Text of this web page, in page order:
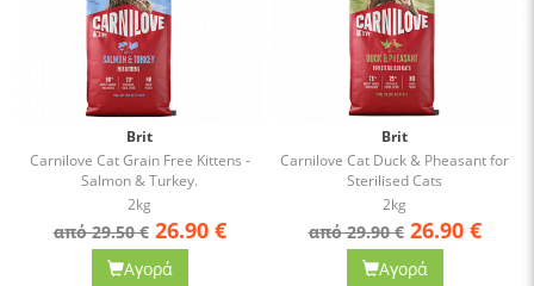
Brit
Carnilove Cat Grain Free Kittens -
Salmon & Turkey.
2kg
από 29.50 € 26.90 €
Αγορά
Brit
Carnilove Cat Duck & Pheasant for
Sterilised Cats
2kg
από 29.90 € 26.90 €
Αγορά